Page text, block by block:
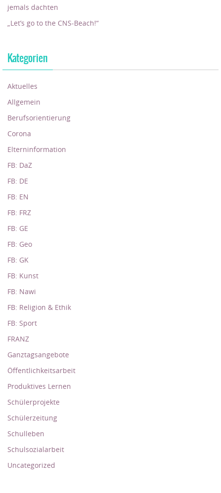
jemals dachten
„Let’s go to the CNS-Beach!“
Kategorien
Aktuelles
Allgemein
Berufsorientierung
Corona
Elterninformation
FB: DaZ
FB: DE
FB: EN
FB: FRZ
FB: GE
FB: Geo
FB: GK
FB: Kunst
FB: Nawi
FB: Religion & Ethik
FB: Sport
FRANZ
Ganztagsangebote
Öffentlichkeitsarbeit
Produktives Lernen
Schülerprojekte
Schülerzeitung
Schulleben
Schulsozialarbeit
Uncategorized